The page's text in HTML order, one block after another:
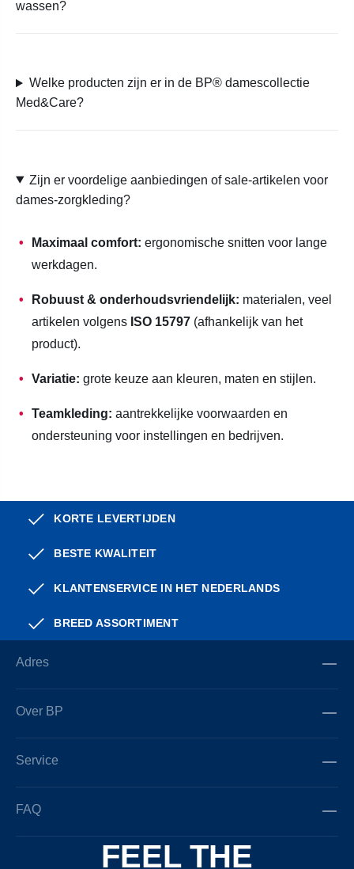
wassen?
Welke producten zijn er in de BP® damescollectie
Med&Care?
Zijn er voordelige aanbiedingen of sale-artikelen voor
dames-zorgkleding?
Maximaal comfort: ergonomische snitten voor lange
werkdagen.
Robuust & onderhoudsvriendelijk: materialen, veel
artikelen volgens ISO 15797 (afhankelijk van het
product).
Variatie: grote keuze aan kleuren, maten en stijlen.
Teamkleding: aantrekkelijke voorwaarden en
ondersteuning voor instellingen en bedrijven.
KORTE LEVERTIJDEN
BESTE KWALITEIT
KLANTENSERVICE IN HET NEDERLANDS
BREED ASSORTIMENT
Adres
Over BP
Service
FAQ
FEEL THE